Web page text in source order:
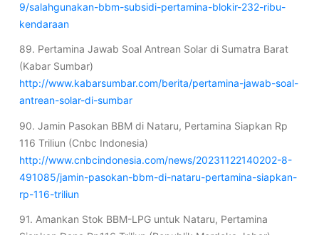
9/salahgunakan-bbm-subsidi-pertamina-blokir-232-ribu-
kendaraan
89. Pertamina Jawab Soal Antrean Solar di Sumatra Barat
(Kabar Sumbar)
http://www.kabarsumbar.com/berita/pertamina-jawab-soal-
antrean-solar-di-sumbar
90. Jamin Pasokan BBM di Nataru, Pertamina Siapkan Rp
116 Triliun (Cnbc Indonesia)
http://www.cnbcindonesia.com/news/20231122140202-8-
491085/jamin-pasokan-bbm-di-nataru-pertamina-siapkan-
rp-116-triliun
91. Amankan Stok BBM-LPG untuk Nataru, Pertamina